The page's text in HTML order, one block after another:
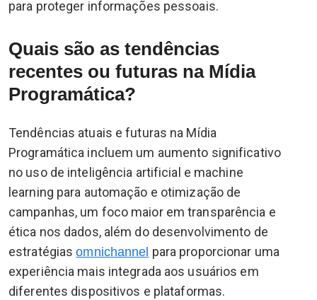
para proteger informações pessoais.
Quais são as tendências
recentes ou futuras na Mídia
Programática?
Tendências atuais e futuras na Mídia
Programática incluem um aumento significativo
no uso de inteligência artificial e machine
learning para automação e otimização de
campanhas, um foco maior em transparência e
ética nos dados, além do desenvolvimento de
estratégiasomnichannel para proporcionar uma
experiência mais integrada aos usuários em
diferentes dispositivos e plataformas.